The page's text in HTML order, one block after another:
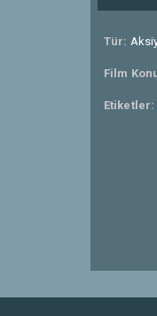
Tür:
Film
Etiketler: